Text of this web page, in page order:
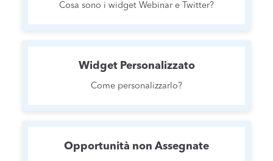
Cosa sono i widget Webinar e Twitter?
Widget Personalizzato
Come personalizzarlo?
Opportunità non Assegnate